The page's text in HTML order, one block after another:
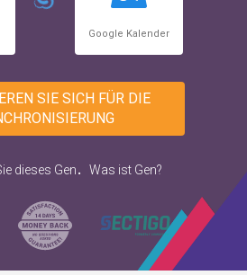
Google Kalender
SIE SICH FÜR DIE
dieses Gen. Was ist Gen?